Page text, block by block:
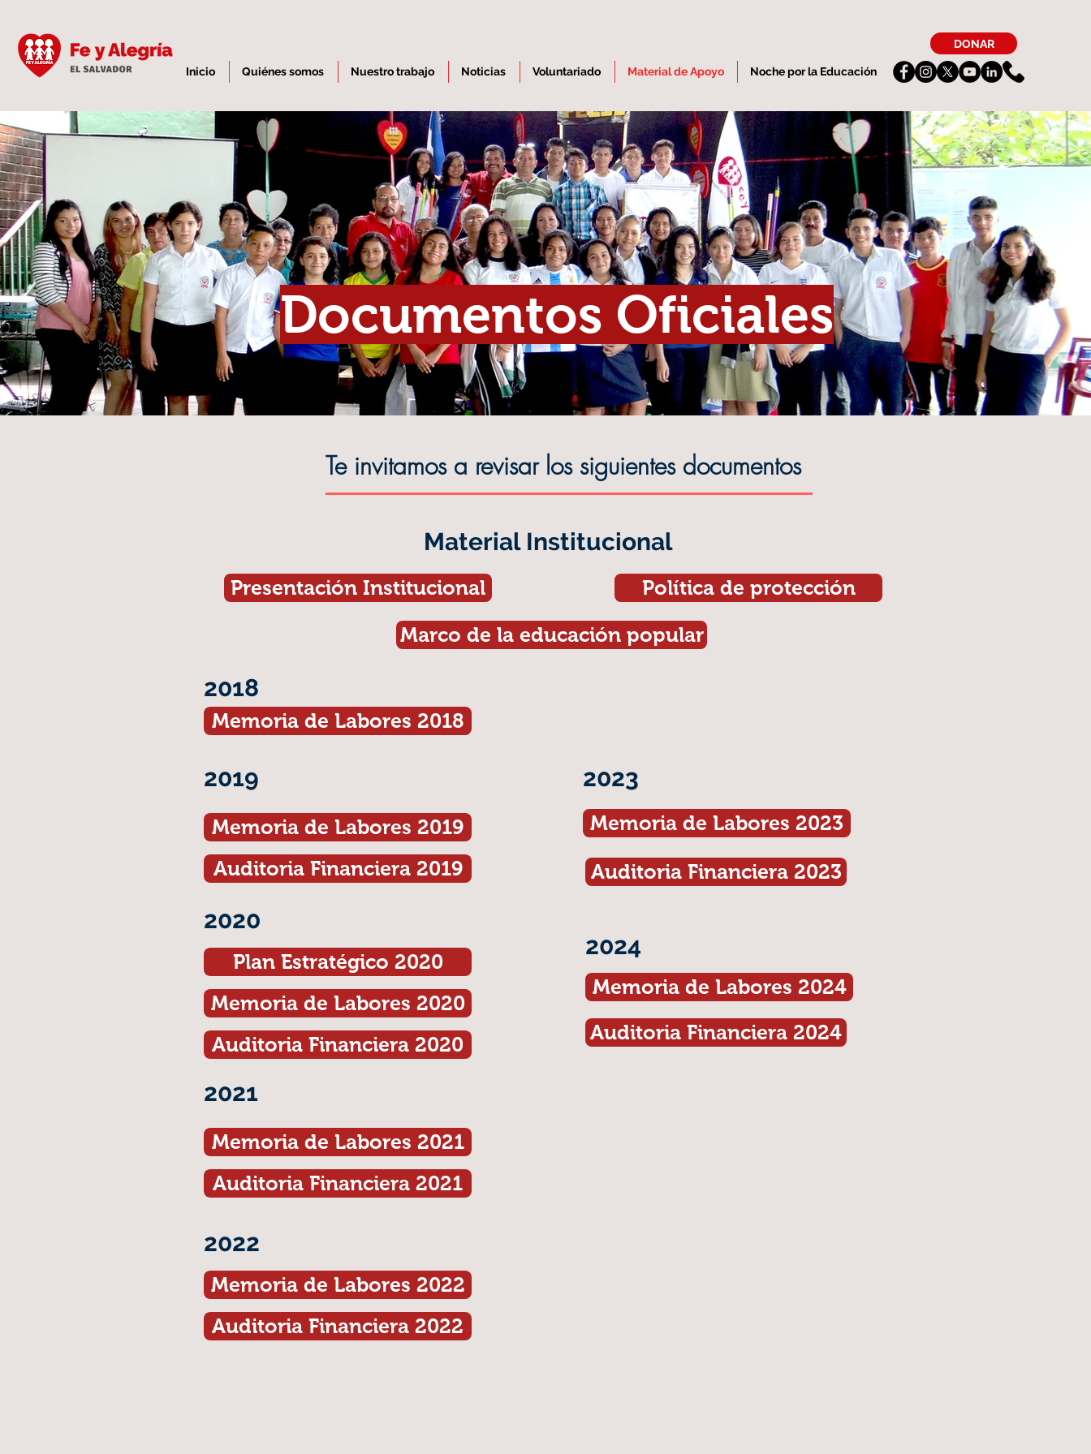
Inicio Quiénes somos Nuestro trabajo Noticias Voluntariado Material de Apoyo Noche por la Educación
DONAR
Documentos Oficiales
Te invitamos a revisar los siguientes documentos
Material Institucional
Presentación Institucional Política de protección
Marco de la educación popular
2018
Memoria de Labores 2018
2019
Memoria de Labores 2019
Auditoria Financiera 2019
2020
Plan Estratégico 2020
Memoria de Labores 2020
Auditoria Financiera 2020
2023
Memoria de Labores 2023
Auditoria Financiera 2023
2024
Memoria de Labores 2024
Auditoria Financiera 2024
2021
Memoria de Labores 2021
Auditoria Financiera 2021
2022
Memoria de Labores 2022
Auditoria Financiera 2022